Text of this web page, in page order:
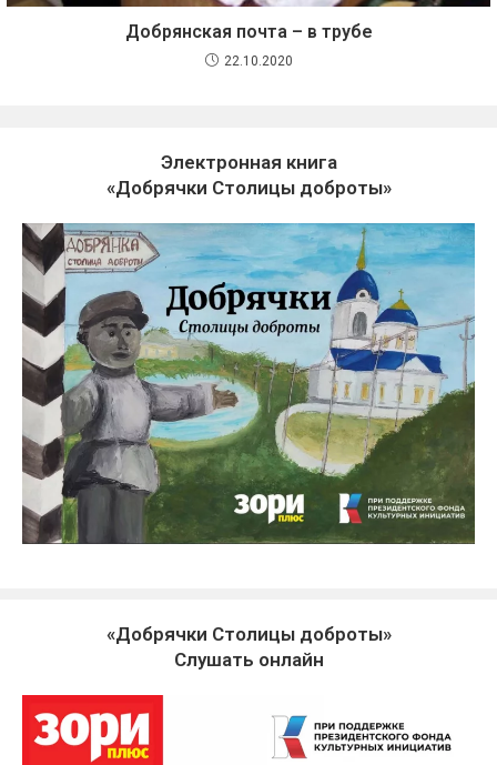
Добрянская почта – в трубе
22.10.2020
Электронная книга
«Добрячки Столицы доброты»
«Добрячки Столицы доброты»
Слушать онлайн